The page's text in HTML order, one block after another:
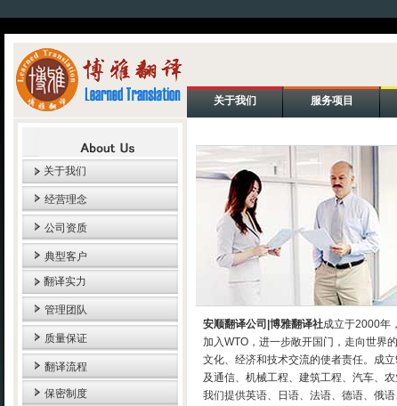
关于我们 服务项目
关于我们
经营理念
公司资质
典型客户
翻译实力
管理团队
质量保证
翻译流程
保密制度
安顺翻译公司|博雅翻译社成立于2000年
加入WTO，进一步敞开国门，走向世界
文化、经济和技术交流的使者责任。成
及通信、机械工程、建筑工程、汽车、
我们提供英语、日语、法语、德语、俄